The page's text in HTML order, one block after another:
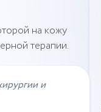
на кожу
терапии.
и